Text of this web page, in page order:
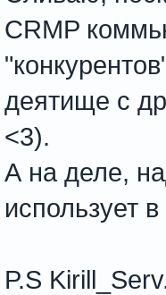
CRMP
деятище с
<3).
А на деле,
использует
P.S